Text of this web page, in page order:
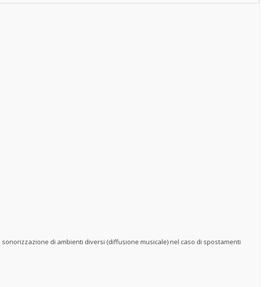
di ambienti diversi (diffusione musicale) nel caso di spostamenti